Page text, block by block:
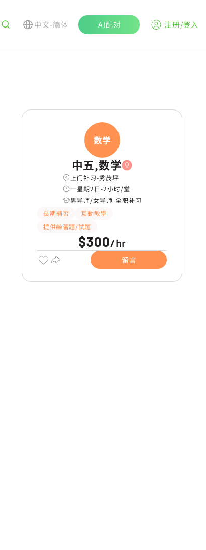
中文-简体 AI配对 注册/登入
数学
中五,数学
上门补习-秀茂坪
一星期2日-2小时/堂
男导师/女导师-全职补习
長期補習
互動教學
提供練習題/試題
$300/hr
留言